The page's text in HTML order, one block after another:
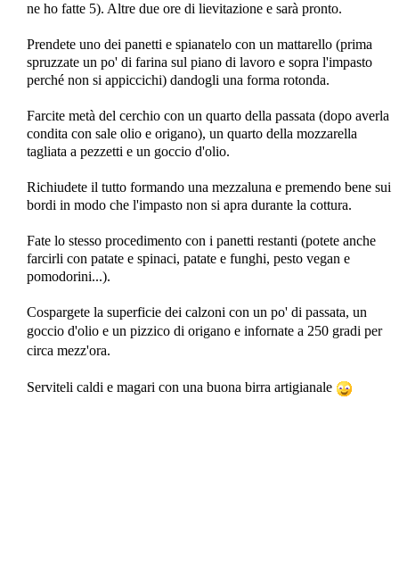
ne ho fatte 5). Altre due ore di lievitazione e sarà pronto.
Prendete uno dei panetti e spianatelo con un mattarello (prima
spruzzate un po' di farina sul piano di lavoro e sopra l'impasto
perché non si appiccichi) dandogli una forma rotonda.
Farcite metà del cerchio con un quarto della passata (dopo averla
condita con sale olio e origano), un quarto della mozzarella
tagliata a pezzetti e un goccio d'olio.
Richiudete il tutto formando una mezzaluna e premendo bene sui
bordi in modo che l'impasto non si apra durante la cottura.
Fate lo stesso procedimento con i panetti restanti (potete anche
farcirli con patate e spinaci, patate e funghi, pesto vegan e
pomodorini...).
Cospargete la superficie dei calzoni con un po' di passata, un
goccio d'olio e un pizzico di origano e infornate a 250 gradi per
circa mezz'ora.
Serviteli caldi e magari con una buona birra artigianale